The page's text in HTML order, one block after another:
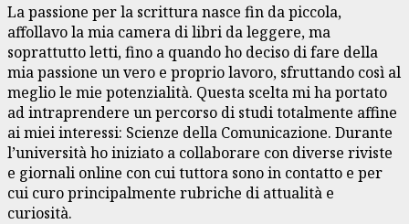
La passione per la scrittura nasce fin da piccola,
affollavo la mia camera di libri da leggere, ma
soprattutto letti, fino a quando ho deciso di fare della
mia passione un vero e proprio lavoro, sfruttando così al
meglio le mie potenzialità. Questa scelta mi ha portato
ad intraprendere un percorso di studi totalmente affine
ai miei interessi: Scienze della Comunicazione. Durante
l’università ho iniziato a collaborare con diverse riviste
e giornali online con cui tuttora sono in contatto e per
cui curo principalmente rubriche di attualità e
curiosità.